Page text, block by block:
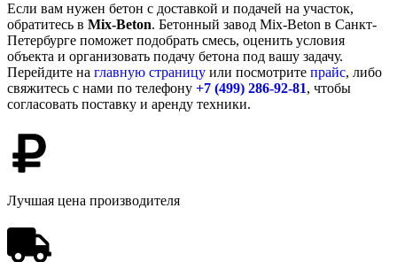
Если вам нужен бетон с доставкой и подачей на участок,
обратитесь в Mix-Beton. Бетонный завод Mix-Beton в Санкт-
Петербурге поможет подобрать смесь, оценить условия
объекта и организовать подачу бетона под вашу задачу.
Перейдите на главную страницу или посмотрите прайс, либо
свяжитесь с нами по телефону +7 (499) 286-92-81, чтобы
согласовать поставку и аренду техники.
Лучшая цена производителя